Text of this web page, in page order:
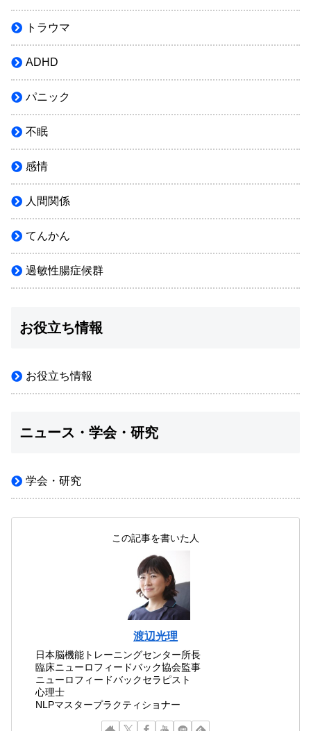
トラウマ
ADHD
パニック
不眠
感情
人間関係
てんかん
過敏性腸症候群
お役立ち情報
お役立ち情報
ニュース・学会・研究
学会・研究
この記事を書いた人
渡辺光理
日本脳機能トレーニングセンター所長
臨床ニューロフィードバック協会監事
ニューロフィードバックセラピスト
心理士
NLPマスタープラクティショナー